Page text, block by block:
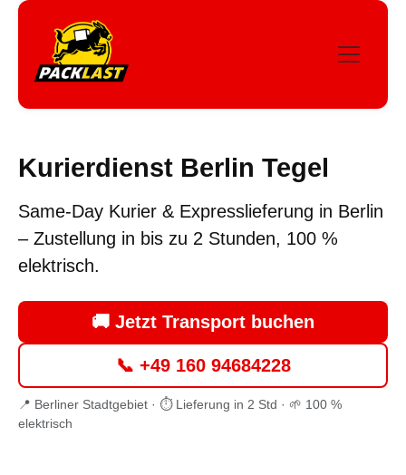
Kurierdienst Berlin Tegel
Same-Day Kurier & Expresslieferung in Berlin
– Zustellung in bis zu 2 Stunden, 100 %
elektrisch.
🚚 Jetzt Transport buchen
📞 +49 160 94684228
📍 Berliner Stadtgebiet · ⏱ Lieferung in 2 Std · 🌱 100 %
elektrisch